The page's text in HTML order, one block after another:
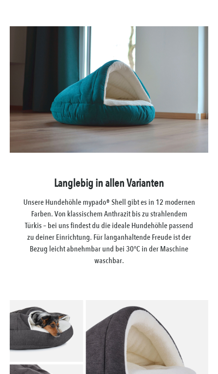
Langlebig in allen Varianten
Unsere Hundehöhle mypado® Shell gibt es in 12 modernen
Farben. Von klassischem Anthrazit bis zu strahlendem
Türkis – bei uns findest du die ideale Hundehöhle passend
zu deiner Einrichtung. Für langanhaltende Freude ist der
Bezug leicht abnehmbar und bei 30°C in der Maschine
waschbar.